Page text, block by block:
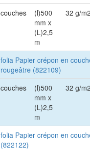
couches
(l)500
mm x
(L)2,5
m
32 g/m2
folia Papier crépon en
rougeâtre (822109)
couches
(l)500
mm x
(L)2,5
m
32 g/m2
folia Papier crépon en
(822122)